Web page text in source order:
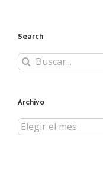
Search
Buscar:
Archivo
Archivo